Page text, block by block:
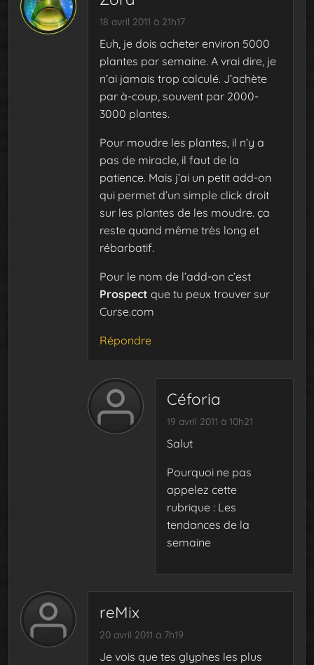
18 avril 2011 à 21h17
Euh, je dois acheter environ 5000
plantes par semaine. A vrai dire, je
n’ai jamais trop calculé. J’achète
par à-coup, souvent par 2000-
3000 plantes.
Pour moudre les plantes, il n’y a
pas de miracle, il faut de la
patience. Mais j’ai un petit add-on
qui permet d’un simple click droit
sur les plantes de les moudre. ça
reste quand même très long et
rébarbatif.
Pour le nom de l’add-on c’est
Prospect que tu peux trouver sur
Curse.com
Répondre
Céforia
19 avril 2011 à 10h21
Salut
Pourquoi ne pas
appelez cette
rubrique : Les
tendances de la
semaine
reMix
20 avril 2011 à 7h19
Je vois que tes glyphes les plus